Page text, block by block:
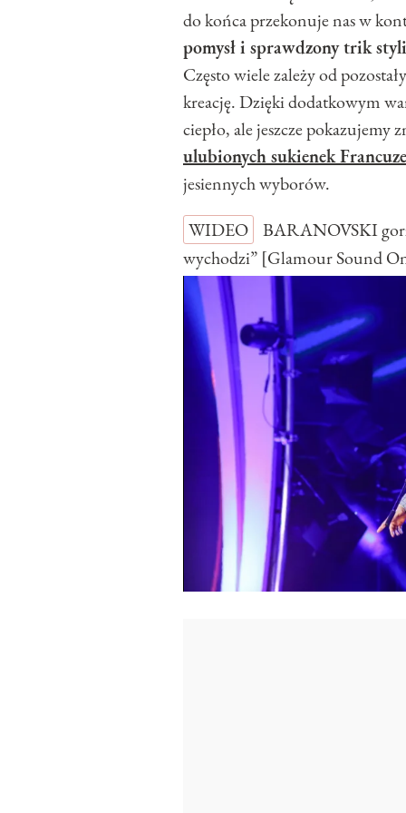
do końca przekonuje nas w
pomysł i sprawdzony trik
Często wiele zależy od
kreację. Dzięki dodatkowym
ciepło, ale jeszcze pokazujemy
ulubionych sukienek
jesiennych wyborów.
WIDEO
BARANOVSKI
wychodzi” [Glamour Sound